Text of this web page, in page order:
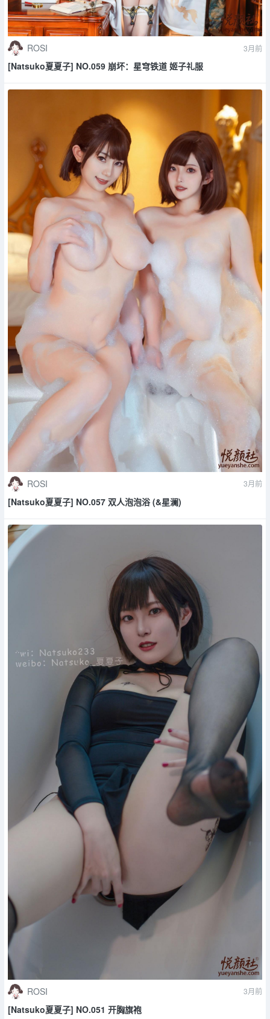
ROSI 3月前
[Natsuko夏夏子] NO.059 崩坏：星穹铁道 姬子礼服
ROSI 3月前
[Natsuko夏夏子] NO.057 双人泡泡浴 (&星澜)
ROSI 3月前
[Natsuko夏夏子] NO.051 开胸旗袍